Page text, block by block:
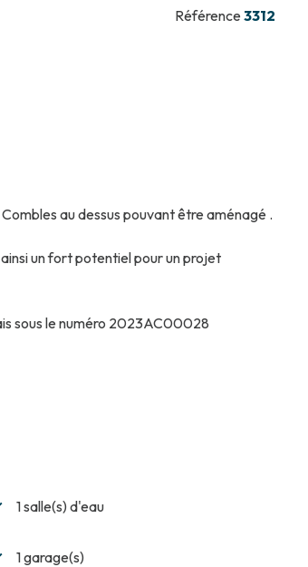
Référence 3312
au dessus pouvant être aménagé .
un fort potentiel pour un projet
sous le numéro 2023AC00028
1 salle(s) d'eau
1 garage(s)